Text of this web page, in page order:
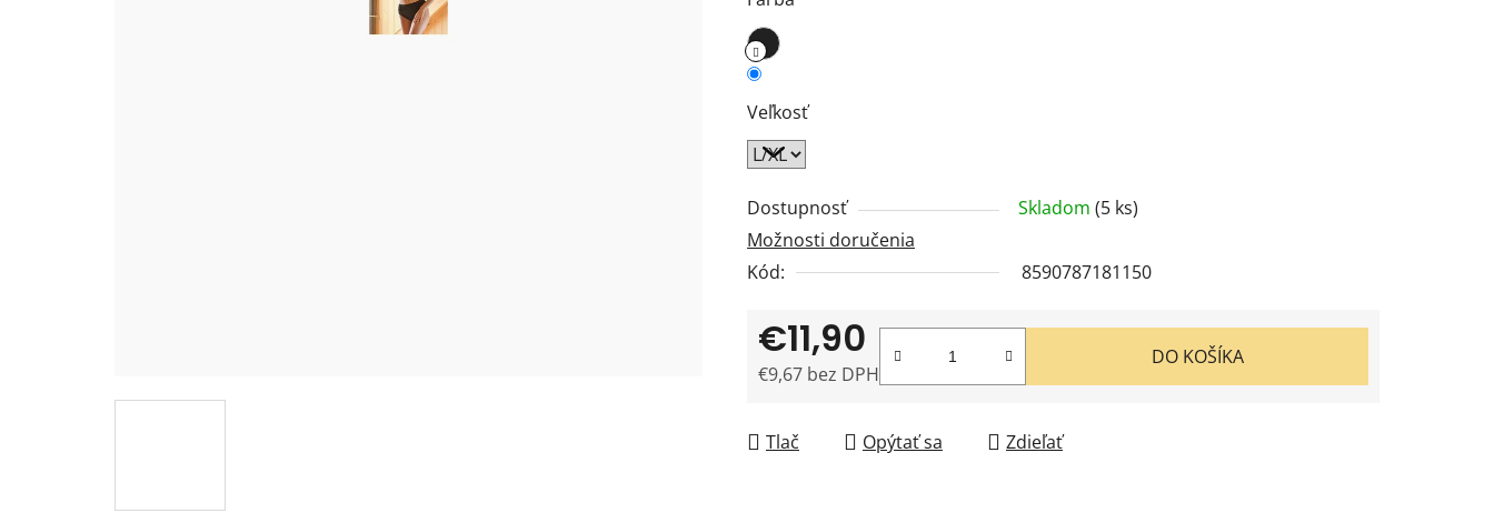
Veľkosť
Dostupnosť Skladom (5 ks)
Možnosti doručenia
Kód:
8590787181150
€11,90
€9,67 bez DPH
DO KOŠÍKA
Tlač Opýtať sa Zdieľať